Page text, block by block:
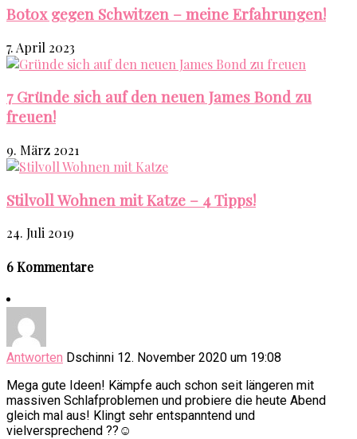
Botox gegen Schwitzen – meine Erfahrungen!
7. April 2023
7 Gründe sich auf den neuen James Bond zu
freuen!
9. März 2021
Stilvoll Wohnen mit Katze – 4 Tipps!
24. Juli 2019
6 Kommentare
Antworten Dschinni 12. November 2020 um 19:08
Mega gute Ideen! Kämpfe auch schon seit längeren mit
massiven Schlafproblemen und probiere die heute Abend
gleich mal aus! Klingt sehr entspanntend und
vielversprechend ??☺️